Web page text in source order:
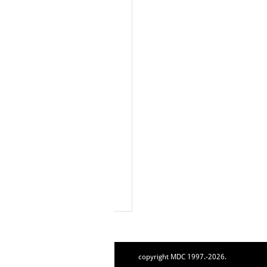
copyright MDC 1997.-2026.